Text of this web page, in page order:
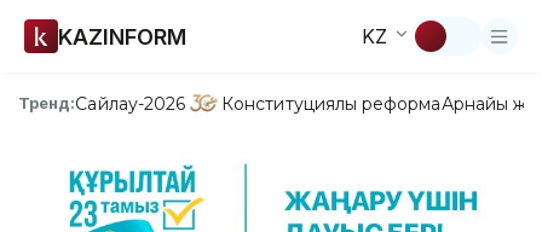
KAZINFORM KZ
Тренд:Сайлау-2026 Конституциялық реформаАрнайы